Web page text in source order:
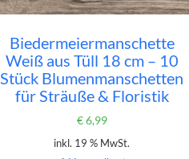
Biedermeiermanschette
Weiß aus Tüll 18 cm – 10
Stück Blumenmanschetten
für Sträuße & Floristik
€6,99
inkl. 19 % MwSt.